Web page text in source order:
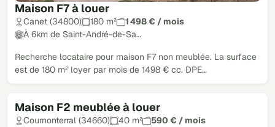
Maison F7 à louer
Canet (34800) 180 m²
1 498 € / mois
À 6km de Saint-André-de-Sa…
Recherche locataire pour maison F7 non meublée. La surface
est de 180 m² loyer par mois de 1498 € cc. DPE…
Maison F2 meublée à louer
Cournonterral (34660) 40 m²
590 € / mois